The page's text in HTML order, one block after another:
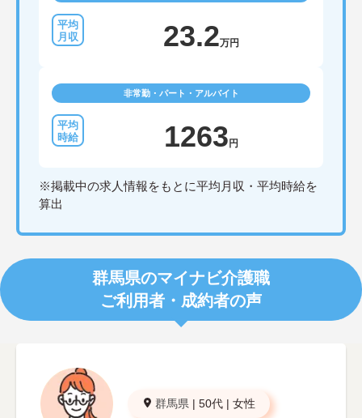
23.2万円
非常勤・パート・アルバイト
1263円
※掲載中の求人情報をもとに平均月収・平均時給を
算出
群馬県のマイナビ介護職
ご利用者・成約者の声
群馬県 | 50代 | 女性